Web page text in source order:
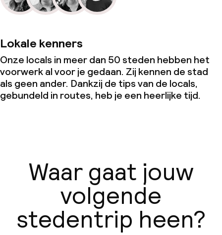
Lokale kenners
Onze locals in meer dan 50 steden hebben het
voorwerk al voor je gedaan. Zij kennen de stad
als geen ander. Dankzij de tips van de locals,
gebundeld in routes, heb je een heerlijke tijd.
Waar gaat jouw
volgende
stedentrip heen?